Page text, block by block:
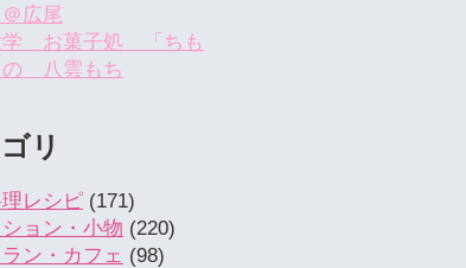
広尾
学 お菓子処 「ちも
八雲もち
リ
レシピ (171)
ョン・小物 (220)
ン・カフェ (98)